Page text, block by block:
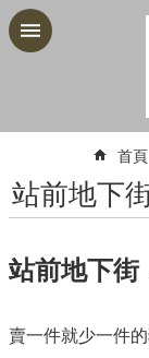
跳到主要內容區塊
首頁
站前地下
站前地下街
賣一件就少一件